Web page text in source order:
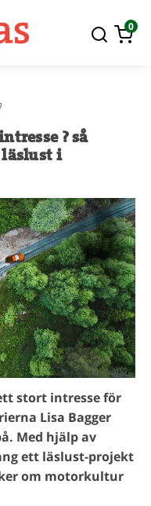
0
? så
i
stort intresse för
Lisa Bagger
Med hjälp av
ett läslust-projekt
om motorkultur